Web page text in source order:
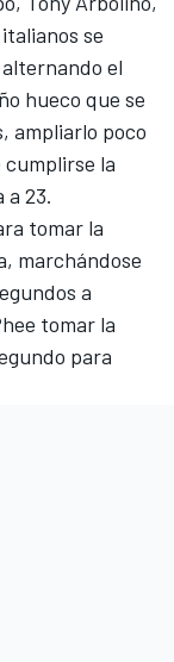
se
el
hueco que se
ampliarlo poco
cumplirse la
23.
tomar la
marchándose
a
tomar la
para